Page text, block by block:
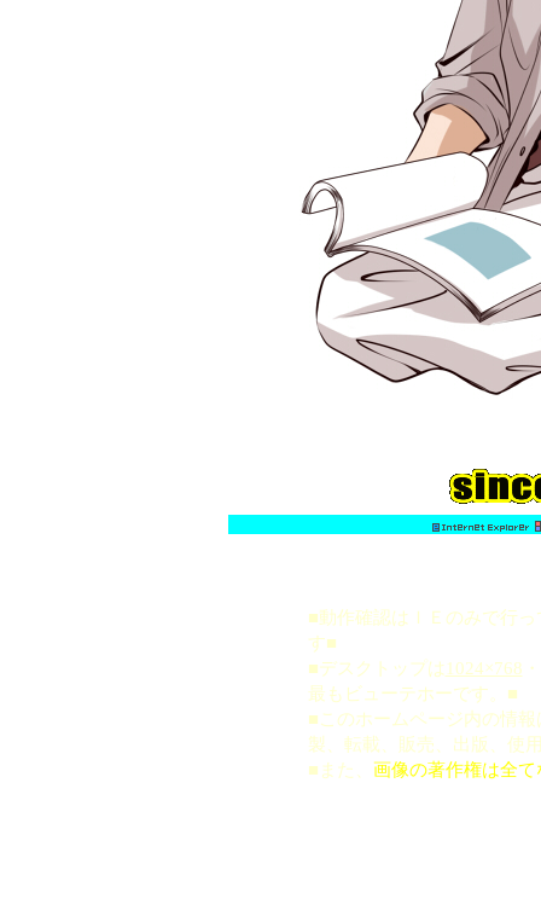
■動作確認はＩＥのみで行
す■
■デスクトップは1024×768
最もビューテホーです。■
■このホームページ内の情
製、転載、販売、出版、使
■また
画像の著作権は全て